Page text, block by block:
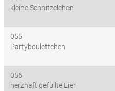
kleine Schnitzelchen
055
Partyboulettchen
056
herzhaft gefüllte Eier